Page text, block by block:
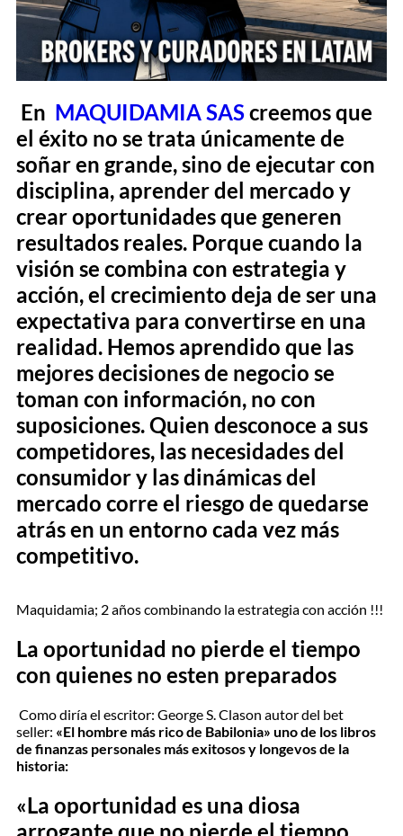
En MAQUIDAMIA SAScreemos que
el éxito no se trata únicamente de
soñar en grande, sino de ejecutar con
disciplina, aprender del mercado y
crear oportunidades que generen
resultados reales. Porque cuando la
visión se combina con estrategia y
acción, el crecimiento deja de ser una
expectativa para convertirse en una
realidad. Hemos aprendido que las
mejores decisiones de negocio se
toman con información, no con
suposiciones. Quien desconoce a sus
competidores, las necesidades del
consumidor y las dinámicas del
mercado corre el riesgo de quedarse
atrás en un entorno cada vez más
competitivo.
Maquidamia; 2 años combinando la estrategia con acción !!!
La oportunidad no pierde el tiempo
con quienes no esten preparados
Como diría el escritor: George S. Clason autor del bet
seller: «El hombre más rico de Babilonia» uno de los libros
de finanzas personales más exitosos y longevos de la
historia:
«La oportunidad es una diosa